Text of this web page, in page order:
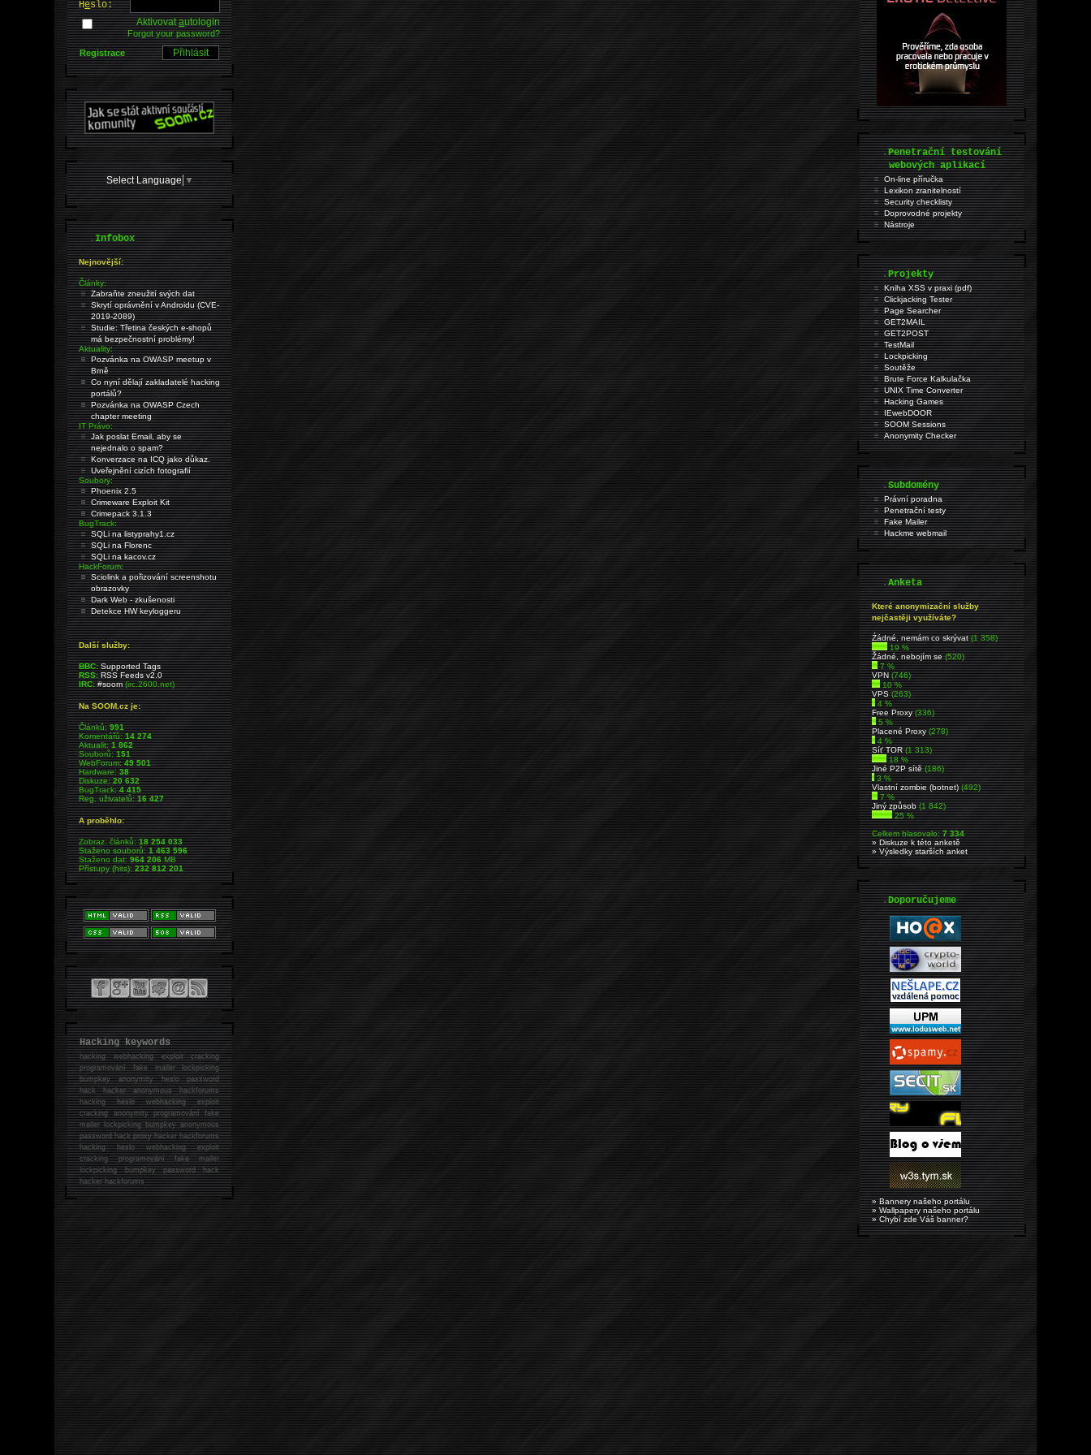
Heslo:
Aktivovatautologin
Forgot your password?
Registrace
Select Language ▼
.Infobox
Nejnovější:
Články:
Zabraňte zneužití svých dat
Skrytí oprávnění v Androidu (CVE-
2019-2089)
Studie: Třetina českých e-shopů
má bezpečnostní problémy!
Aktuality:
Pozvánka na OWASP meetup v
Brně
Co nyní dělají zakladatelé hacking
portálů?
Pozvánka na OWASP Czech
chapter meeting
IT Právo:
Jak poslat Email, aby se
nejednalo o spam?
Konverzace na ICQ jako důkaz.
Uveřejnění cizích fotografií
Soubory:
Phoenix 2.5
Crimeware Exploit Kit
Crimepack 3.1.3
BugTrack:
SQLi na listyprahy1.cz
SQLi na Florenc
SQLi na kacov.cz
HackForum:
Sciolink a pořizování screenshotu
obrazovky
Dark Web - zkušenosti
Detekce HW keyloggeru
Další služby:
BBC: Supported Tags
RSS: RSS Feeds v2.0
IRC: #soom(irc.2600.net)
Na SOOM.cz je:
Článků:991
Komentářů:14 274
Aktualit:1 862
Souborů:151
WebForum:49 501
Hardware:38
Diskuze:20 632
BugTrack:4 415
Reg. uživatelů:16 427
A proběhlo:
Zobraz. článků:18 254 033
Staženo souborů:1 463 596
Staženo dat:964 206MB
Přístupy (hits):232 812 201
Hacking keywords
hackingwebhacking exploit cracking
programování fake mailer lockpicking
bumpkey anonymity heslo password
hackhacker anonymous hackforums
hackingheslo webhacking exploit
cracking anonymity programování fake
mailer lockpicking bumpkey anonymous
password hack proxy hacker hackforums
hacking heslo webhacking exploit
cracking programování fake mailer
lockpicking bumpkey password hack
hackerhackforums
.Penetrační testování
webových aplikací
On-line příručka
Lexikon zranitelností
Security checklisty
Doprovodné projekty
Nástroje
.Projekty
Kniha XSS v praxi (pdf)
Clickjacking Tester
Page Searcher
GET2MAIL
GET2POST
TestMail
Lockpicking
Soutěže
Brute Force Kalkulačka
UNIX Time Converter
Hacking Games
IEwebDOOR
SOOM Sessions
Anonymity Checker
.Subdomény
Právní poradna
Penetrační testy
Fake Mailer
Hackme webmail
.Anketa
Které anonymizační služby
nejčastěji využíváte?
Źádné, nemám co skrývat(1 358)
19 %
Žádné, nebojím se(520)
7 %
VPN(746)
10 %
VPS(263)
4 %
Free Proxy(336)
5 %
Placené Proxy(278)
4 %
Síť TOR(1 313)
18 %
Jiné P2P sítě(186)
3 %
Vlastní zombie (botnet)(492)
7 %
Jiný způsob(1 842)
25 %
Celkem hlasovalo:7 334
» Diskuze k této anketě
» Výsledky starších anket
.Doporučujeme
» Bannery našeho portálu
» Wallpapery našeho portálu
» Chybí zde Váš banner?